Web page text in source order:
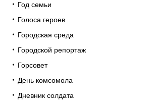
Год семьи
Голоса героев
Городская среда
Городской репортаж
Горсовет
День комсомола
Дневник солдата